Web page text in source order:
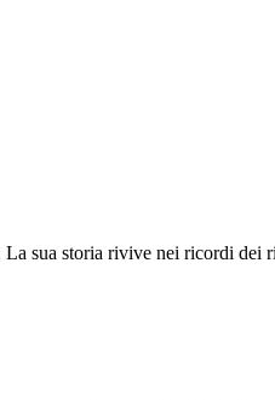
sua storia rivive nei ricordi dei